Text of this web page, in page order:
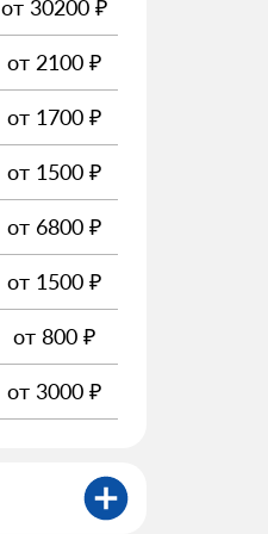
от 30200 ₽
от 2100 ₽
от 1700 ₽
от 1500 ₽
от 6800 ₽
от 1500 ₽
от 800 ₽
от 3000 ₽